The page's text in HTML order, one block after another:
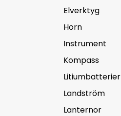
Elverktyg
Horn
Instrument
Kompass
Litiumbatterier
Landström
Lanternor